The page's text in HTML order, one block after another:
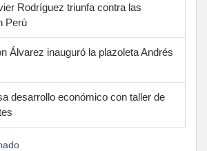
Rodríguez triunfa contra las
Perú
Álvarez inauguró la plazoleta Andrés
desarrollo económico con taller de